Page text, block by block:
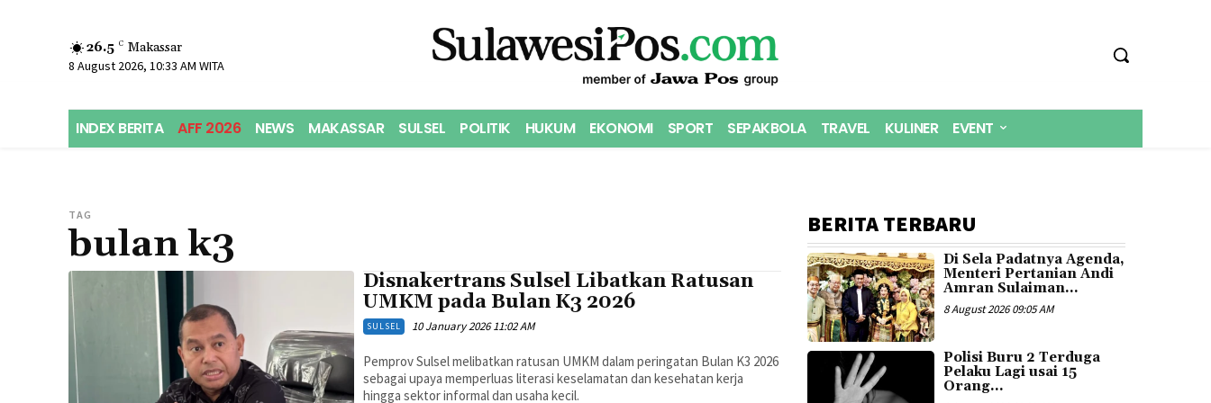
26.5 C Makassar
8 August 2026, 10:33 AM WITA
INDEX BERITA AFF 2026 NEWS MAKASSAR SULSEL POLITIK HUKUM EKONOMI SPORT SEPAKBOLA TRAVEL KULINER EVENT
TAG
bulan k3
Disnakertrans Sulsel Libatkan Ratusan
UMKM pada Bulan K3 2026
SULSEL 10 January 2026 11:02 AM
Pemprov Sulsel melibatkan ratusan UMKM dalam peringatan Bulan K3 2026
sebagai upaya memperluas literasi keselamatan dan kesehatan kerja
hingga sektor informal dan usaha kecil.
BERITA TERBARU
Di Sela Padatnya Agenda,
Menteri Pertanian Andi
Amran Sulaiman...
8 August 2026 09:05 AM
Polisi Buru 2 Terduga
Pelaku Lagi usai 15
Orang...